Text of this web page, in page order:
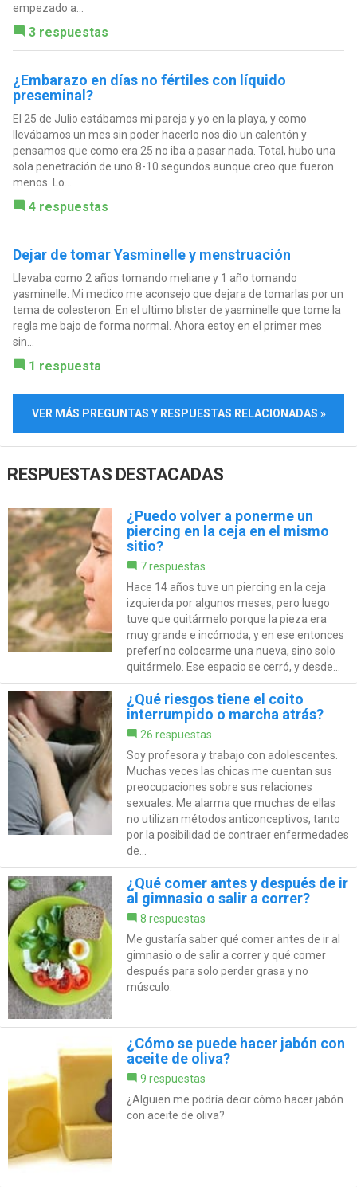
empezado a...
3 respuestas
¿Embarazo en días no fértiles con líquido
preseminal?
El 25 de Julio estábamos mi pareja y yo en la playa, y como
llevábamos un mes sin poder hacerlo nos dio un calentón y
pensamos que como era 25 no iba a pasar nada. Total, hubo una
sola penetración de uno 8-10 segundos aunque creo que fueron
menos. Lo...
4 respuestas
Dejar de tomar Yasminelle y menstruación
Llevaba como 2 años tomando meliane y 1 año tomando
yasminelle. Mi medico me aconsejo que dejara de tomarlas por un
tema de colesteron. En el ultimo blister de yasminelle que tome la
regla me bajo de forma normal. Ahora estoy en el primer mes
sin...
1 respuesta
VER MÁS PREGUNTAS Y RESPUESTAS RELACIONADAS »
RESPUESTAS DESTACADAS
¿Puedo volver a ponerme un
piercing en la ceja en el mismo
sitio?
7 respuestas
Hace 14 años tuve un piercing en la ceja
izquierda por algunos meses, pero luego
tuve que quitármelo porque la pieza era
muy grande e incómoda, y en ese entonces
preferí no colocarme una nueva, sino solo
quitármelo. Ese espacio se cerró, y desde...
¿Qué riesgos tiene el coito
interrumpido o marcha atrás?
26 respuestas
Soy profesora y trabajo con adolescentes.
Muchas veces las chicas me cuentan sus
preocupaciones sobre sus relaciones
sexuales. Me alarma que muchas de ellas
no utilizan métodos anticonceptivos, tanto
por la posibilidad de contraer enfermedades
de...
¿Qué comer antes y después de ir
al gimnasio o salir a correr?
8 respuestas
Me gustaría saber qué comer antes de ir al
gimnasio o de salir a correr y qué comer
después para solo perder grasa y no
músculo.
¿Cómo se puede hacer jabón con
aceite de oliva?
9 respuestas
¿Alguien me podría decir cómo hacer jabón
con aceite de oliva?